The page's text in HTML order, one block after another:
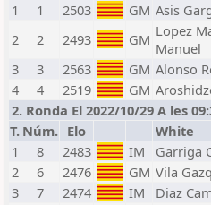
1
1 2503 GM Asis
2
2 2493 GM Lopez
Manuel
3
3 2563 GM Alonso
4
4 2519 GM
2. Ronda El 2022/10/29 A les
T. Núm. Elo White
1
8 2483 IM Garriga
2
6 2476 GM Vila
3
7 2474 IM Diaz